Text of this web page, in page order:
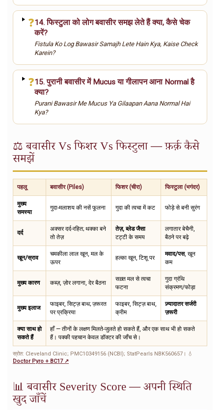
❓14. फिस्टुला को लोग बवासीर समझ लेते हैं क्या, कैसे चेक
करें?
Fistula Ko Log Bawasir Samajh Lete Hain Kya, Kaise Check
Karein?
❓15. पुरानी बवासीर में Mucus या गीलापन आना Normal है
क्या?
Purani Bawasir Me Mucus Ya Gilaapan Aana Normal Hai
Kya?
⚖️ बवासीर Vs फिशर Vs फिस्टुला — फ़र्क़ कैसे
समझें
पहलू बवासीर (Piles) फिशर (चीरा) फिस्टुला (भगंदर)
मुख्य
समस्या
गुदा-मलाशय की नसें फूलना गुदा की त्वचा में कट फोड़े से बनी सुरंग
दर्द
अक्सर दर्द-रहित; थक्का बने
तो तेज़
तेज़, ब्लेड जैसा
टट्टी के समय
लगातार बेचैनी,
बैठने पर बढ़े
खून/स्राव
चमकीला लाल खून, मल के
ऊपर
हल्का खून, टिशू पर
मवाद/पस, खून
कम
मुख्य कारण कब्ज़, ज़ोर लगाना, देर बैठना
सख़्त मल से त्वचा
फटना
गुदा ग्रंथि
संक्रमण/फोड़ा
मुख्य इलाज
फाइबर, सिट्ज़ बाथ; ज़रूरत
पर प्रक्रिया
फाइबर, सिट्ज़ बाथ,
क्रीम
ज़्यादातर सर्जरी
ज़रूरी
क्या साथ हो
सकते हैं
हाँ — तीनों के लक्षण मिलते-जुलते हो सकते हैं, और एक साथ भी हो सकते
हैं। पक्की पहचान केवल डॉक्टर की जाँच से।
स्रोत: Cleveland Clinic; PMC10349156 (NCBI); StatPearls NBK560657। 💧
Doctor Pyro + BC17 ↗
📊 बवासीर Severity Score — अपनी स्थिति
खुद जाँचें